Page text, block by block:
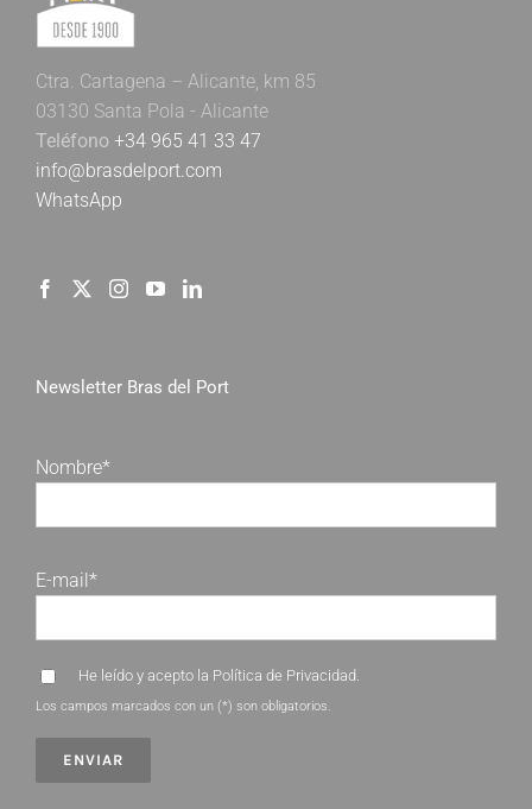
Ctra. Cartagena – Alicante, km 85
03130 Santa Pola - Alicante
Teléfono +34 965 41 33 47
info@brasdelport.com
WhatsApp
Newsletter Bras del Port
Nombre*
E-mail*
He leído y acepto la Política de Privacidad.
Los campos marcados con un (*) son obligatorios.